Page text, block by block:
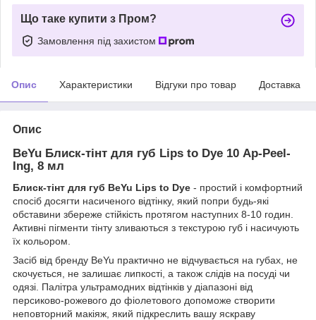
Що таке купити з Пром?
Замовлення під захистом
Опис Характеристики Відгуки про товар Доставка
Опис
BeYu Блиск-тінт для губ Lips to Dye 10 Ap-Peel-
Ing, 8 мл
Блиск-тінт для губ BeYu Lips to Dye - простий і комфортний
спосіб досягти насиченого відтінку, який попри будь-які
обставини збереже стійкість протягом наступних 8-10 годин.
Активні пігменти тінту зливаються з текстурою губ і насичують
їх кольором.
Засіб від бренду BeYu практично не відчувається на губах, не
скочується, не залишає липкості, а також слідів на посуді чи
одязі. Палітра ультрамодних відтінків у діапазоні від
персиково-рожевого до фіолетового допоможе створити
неповторний макіяж, який підкреслить вашу яскраву